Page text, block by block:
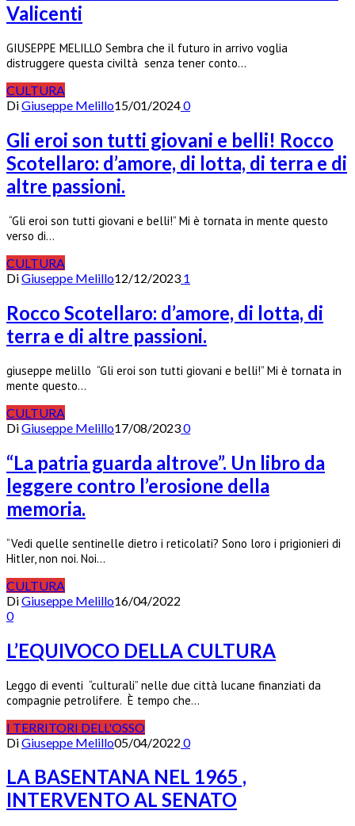
Valicenti
GIUSEPPE MELILLO Sembra che il futuro in arrivo voglia
distruggere questa civiltà senza tener conto…
CULTURA
DiGiuseppe Melillo15/01/20240
Gli eroi son tutti giovani e belli! Rocco
Scotellaro: d’amore, di lotta, di terra e di
altre passioni.
“Gli eroi son tutti giovani e belli!” Mi è tornata in mente questo
verso di…
CULTURA
DiGiuseppe Melillo12/12/2023 1
Rocco Scotellaro: d’amore, di lotta, di
terra e di altre passioni.
giuseppe melillo “Gli eroi son tutti giovani e belli!” Mi è tornata in
mente questo…
CULTURA
DiGiuseppe Melillo17/08/20230
“La patria guarda altrove”. Un libro da
leggere contro l’erosione della
memoria.
“Vedi quelle sentinelle dietro i reticolati? Sono loro i prigionieri di
Hitler, non noi. Noi…
CULTURA
DiGiuseppe Melillo16/04/2022
0
L’EQUIVOCO DELLA CULTURA
Leggo di eventi “culturali” nelle due città lucane finanziati da
compagnie petrolifere. È tempo che…
I TERRITORI DELL'OSSO
DiGiuseppe Melillo05/04/2022 0
LA BASENTANA NEL 1965 ,
INTERVENTO AL SENATO